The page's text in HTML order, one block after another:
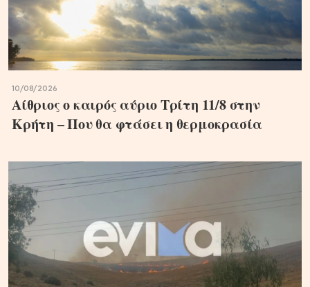
10/08/2026
Αίθριος ο καιρός αύριο Τρίτη 11/8 στην
Κρήτη – Που θα φτάσει η θερμοκρασία